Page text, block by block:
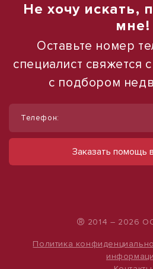
Не хочу искать,
мне!
Оставьте номер
специалист свяжется
с подбором
Телефон:
Заказать помощь
® 2014 – 2026
Политика